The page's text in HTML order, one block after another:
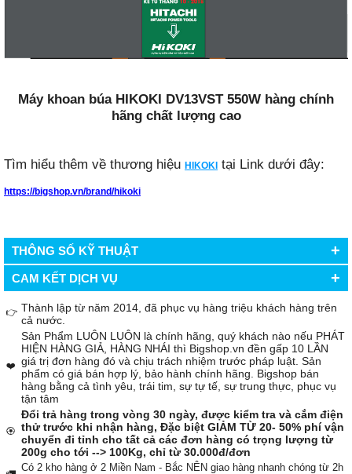
Máy khoan búa HIKOKI DV13VST 550W hàng chính
hãng chất lượng cao
Tìm hiểu thêm về thương hiệu HIKOKI tại Link dưới đây:
https://bigshop.vn/brand/hikoki
THÔNG SỐ KỸ THUẬT +
CAM KẾT DỊCH VỤ +
👉 Thành lập từ năm 2014, đã phục vụ hàng triệu khách hàng trên
cả nước.
❤️
Sản Phẩm LUÔN LUÔN là chính hãng, quý khách nào nếu PHÁT
HIỆN HÀNG GIẢ, HÀNG NHÁI thì Bigshop.vn đền gấp 10 LẦN
giá trị đơn hàng đó và chịu trách nhiệm trước pháp luật. Sản
phẩm có giá bán hợp lý, bảo hành chính hãng. Bigshop bán
hàng bằng cả tình yêu, trái tim, sự tự tế, sự trung thực, phục vụ
tận tâm
🏵️
Đổi trả hàng trong vòng 30 ngày, được kiểm tra và cắm điện
thử trước khi nhận hàng, Đặc biệt GIẢM TỪ 20- 50% phí vận
chuyển đi tỉnh cho tất cả các đơn hàng có trọng lượng từ
200g cho tới --> 100Kg, chỉ từ 30.000đ/đơn
Có 2 kho hàng ở 2 Miền Nam - Bắc NÊN giao hàng nhanh chóng từ 2h